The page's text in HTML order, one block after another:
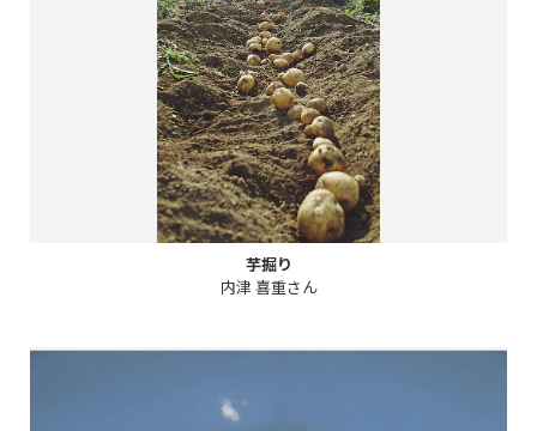
芋掘り
内津 喜重さん